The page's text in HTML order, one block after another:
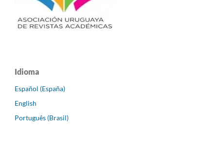
Idioma
Español (España)
English
Português (Brasil)